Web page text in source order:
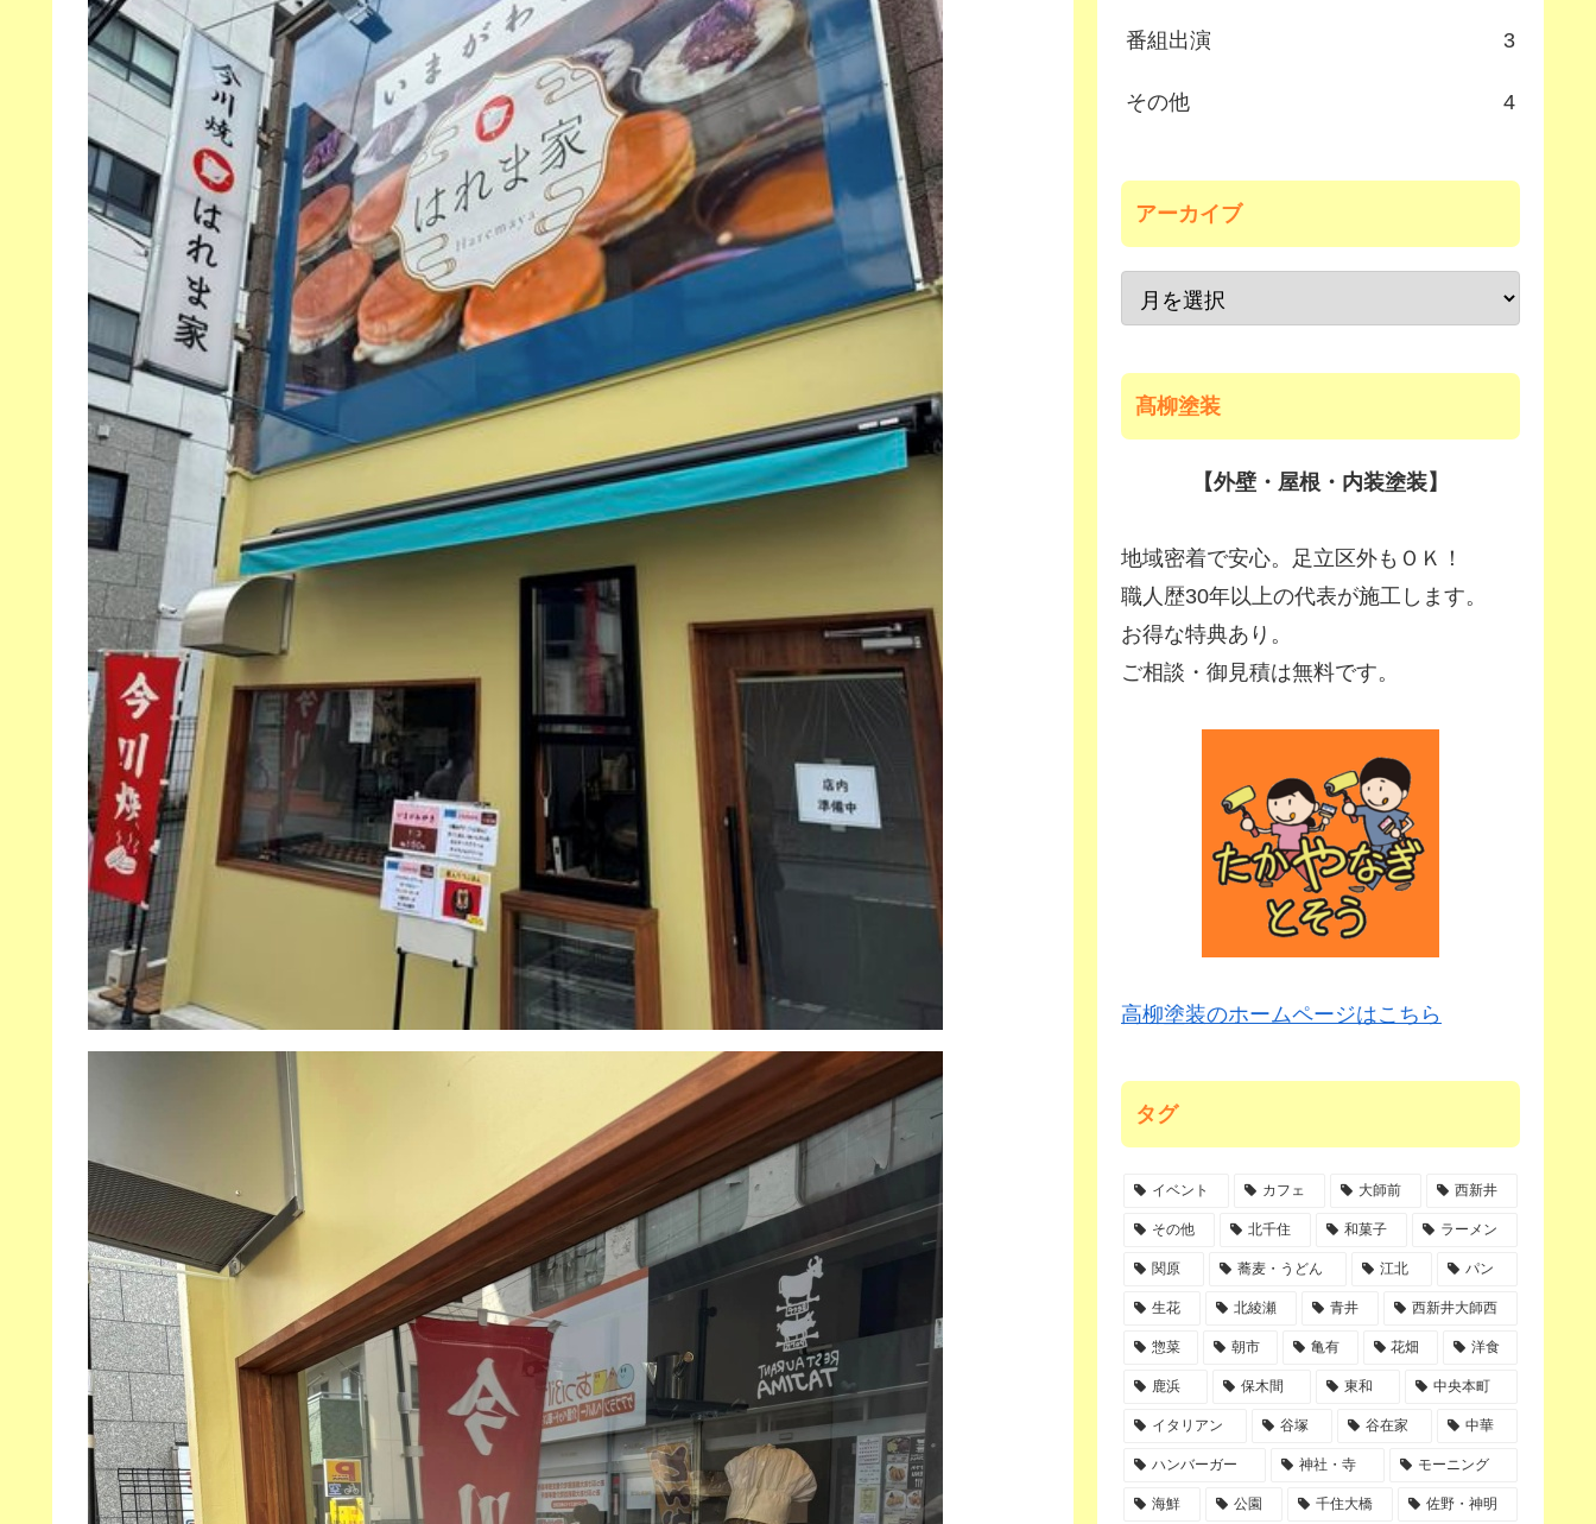
番組出演 3
その他 4
アーカイブ
髙柳塗装
【外壁・屋根・内装塗装】
地域密着で安心。足立区外もＯＫ！
職人歴30年以上の代表が施工します。
お得な特典あり。
ご相談・御見積は無料です。
高柳塗装のホームページはこちら
タグ
イベント カフェ 大師前 西新井
その他 北千住 和菓子 ラーメン
関原 蕎麦・うどん 江北 パン
生花 北綾瀬 青井 西新井大師西
惣菜 朝市 亀有 花畑 洋食
鹿浜 保木間 東和 中央本町
イタリアン 谷塚 谷在家 中華
ハンバーガー 神社・寺 モーニング
海鮮 公園 千住大橋 佐野・神明